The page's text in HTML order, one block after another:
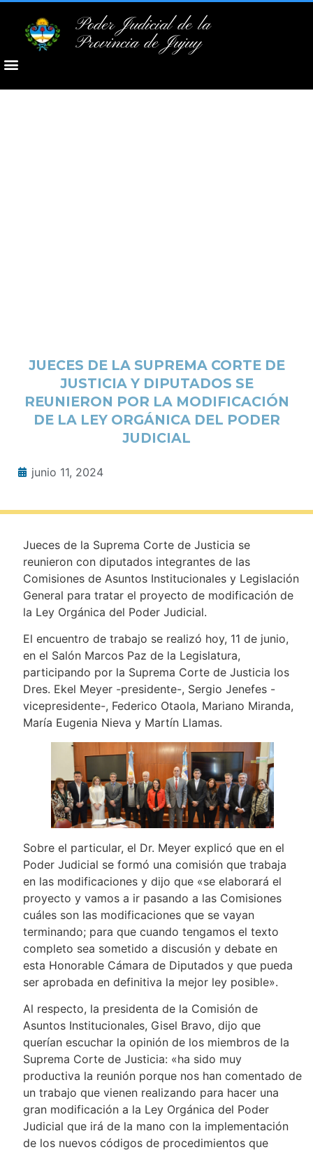
Poder Judicial de la
Provincia de Jujuy
JUECES DE LA SUPREMA CORTE DE
JUSTICIA Y DIPUTADOS SE
REUNIERON POR LA MODIFICACIÓN
DE LA LEY ORGÁNICA DEL PODER
JUDICIAL
junio 11, 2024
Jueces de la Suprema Corte de Justicia se
reunieron con diputados integrantes de las
Comisiones de Asuntos Institucionales y Legislación
General para tratar el proyecto de modificación de
la Ley Orgánica del Poder Judicial.
El encuentro de trabajo se realizó hoy, 11 de junio,
en el Salón Marcos Paz de la Legislatura,
participando por la Suprema Corte de Justicia los
Dres. Ekel Meyer -presidente-, Sergio Jenefes -
vicepresidente-, Federico Otaola, Mariano Miranda,
María Eugenia Nieva y Martín Llamas.
Sobre el particular, el Dr. Meyer explicó que en el
Poder Judicial se formó una comisión que trabaja
en las modificaciones y dijo que «se elaborará el
proyecto y vamos a ir pasando a las Comisiones
cuáles son las modificaciones que se vayan
terminando; para que cuando tengamos el texto
completo sea sometido a discusión y debate en
esta Honorable Cámara de Diputados y que pueda
ser aprobada en definitiva la mejor ley posible».
Al respecto, la presidenta de la Comisión de
Asuntos Institucionales, Gisel Bravo, dijo que
querían escuchar la opinión de los miembros de la
Suprema Corte de Justicia: «ha sido muy
productiva la reunión porque nos han comentado de
un trabajo que vienen realizando para hacer una
gran modificación a la Ley Orgánica del Poder
Judicial que irá de la mano con la implementación
de los nuevos códigos de procedimientos que